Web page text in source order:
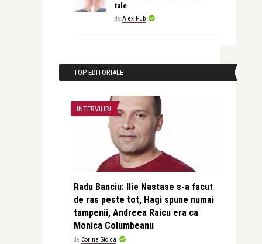
tale
de Alex Pub
TOP EDITORIALE
INTERVIURI
Radu Banciu: Ilie Nastase s-a facut
de ras peste tot, Hagi spune numai
tampenii, Andreea Raicu era ca
Monica Columbeanu
de Corina Stoica